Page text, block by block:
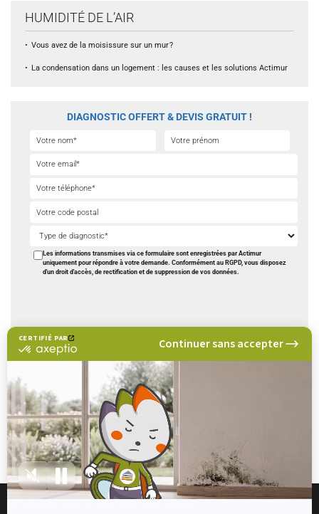
CERTIFIÉ PAR
certifié
savoir
plus
sur
Axeptio
Continuer sans accepter
HUMIDITÉ DE L’AIR
Vous avez de la moisissure sur un mur ?
La condensation dans un logement : les causes et les solutions Actimur
DIAGNOSTIC OFFERT & DEVIS GRATUIT !
Les informations transmises via ce formulaire sont enregistrées par Actimur
uniquement pour répondre à votre demande. Conformément au RGPD, vous disposez
d'un droit d'accès, de rectification et de suppression de vos données.
TROUVEZ UNE AGENCE PROCHE DE CHEZ VOUS
NOS AGENCES